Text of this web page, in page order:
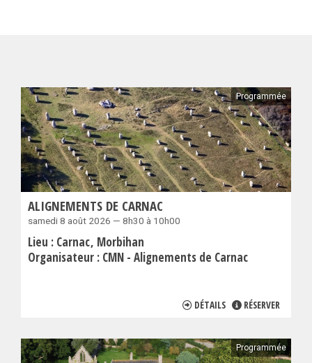
Programmée
ALIGNEMENTS DE CARNAC
samedi 8 août 2026 — 8h30 à 10h00
Lieu : Carnac Morbihan
Organisateur : CMN - Alignements de Carnac
DÉTAILS RÉSERVER
Programmée